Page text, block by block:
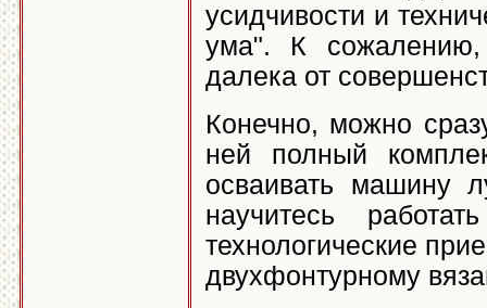
усидчивости и
ума". К
далека от
Конечно, можно
ней полный
осваивать машину
научитесь
технологические
двухфонтурному